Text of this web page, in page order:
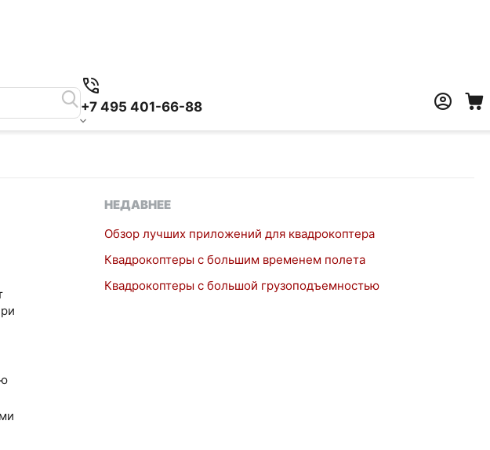
+7 495 401-66-88
НЕДАВНЕЕ
Обзор лучших приложений для квадрокоптера
Квадрокоптеры с большим временем полета
Квадрокоптеры с большой грузоподъемностью